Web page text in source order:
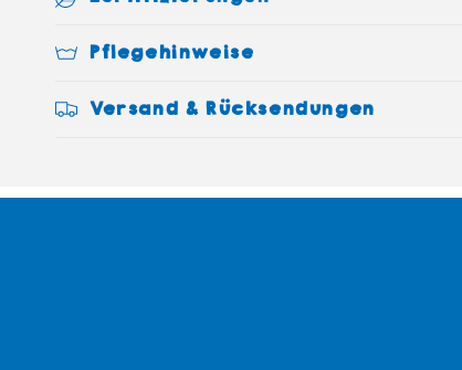
Pflegehinweise
Versand & Rücksendungen